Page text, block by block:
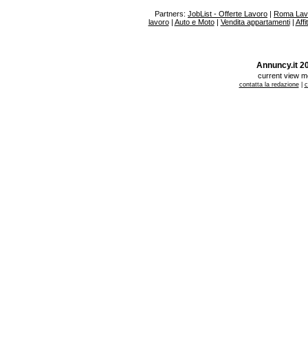
Partners: JobList - Offerte Lavoro | Roma
lavoro| Auto e Moto| Vendita appartamenti|
Annuncy.it
current view
contatta la redazione|